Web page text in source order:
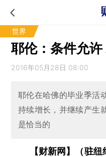
世界
耶伦：条件允
2016年05月28日 08:00
耶伦在哈佛的毕业季活
持续增长，并继续产生
是恰当的
【财新网】（驻